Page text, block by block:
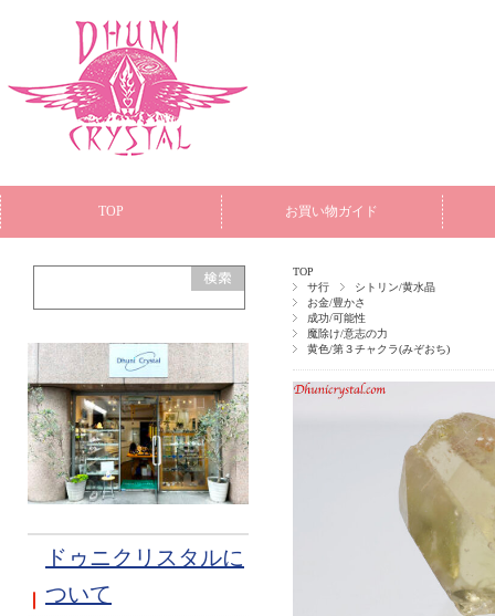
TOP お買い物ガイド
TOP
サ行
シトリン/黄水晶
お金/豊かさ
成功/可能性
魔除け/意志の力
黄色/第３チャクラ(みぞおち)
ドゥニクリスタルに
ついて